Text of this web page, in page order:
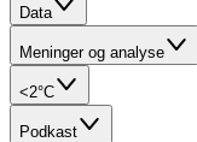
Data
Meninger og analyse
<2°C
Podkast